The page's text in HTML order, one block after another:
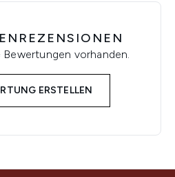
Bewertungen vorhanden.
ERSTELLEN